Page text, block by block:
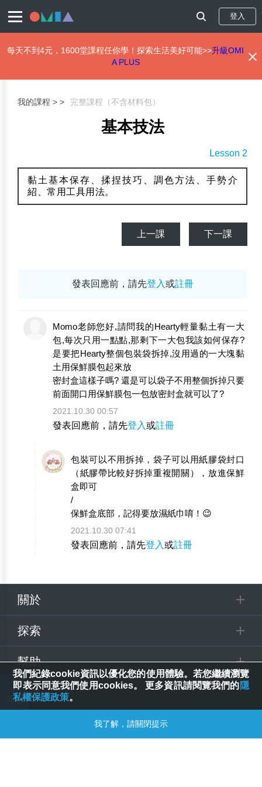
登入
每天不到4元，1600堂課程任你學！探索生活美好可能>>升級OMI
A PLUS
我的課程 > 完整課程（不含材料包）
基本技法
Lesson 2
黏土基本保存、揉捏技巧、調色方法、手勢介
紹、常用工具用法。
上一課 下一課
發表回應前，請先登入或註冊
Momo老師您好,請問我的Hearty輕量黏土有一大
包,每次只用一點點,那剩下一大包我該如何保存?
是要把Hearty整個包裝袋拆掉,沒用過的一大塊黏
土用保鮮膜包起來放
密封盒這樣子嗎? 還是可以袋子不用整個拆掉只要
前面開口用保鮮膜包一包放密封盒就可以了?
2021.10.30 00:57
發表回應前，請先登入或註冊
包裝可以不用拆掉，袋子可以用紙膠袋封口
（紙膠帶比較好拆掉重複開關），放進保鮮
盒即可
/
保鮮盒底部，記得要放濕紙巾唷！😉
2021.10.30 07:41
發表回應前，請先登入或註冊
關於
探索
幫助
追蹤
© 2025 Spring House Entertainment Tech. Inc. All Rights Reserved.
我們紀錄cookie資訊以優化您的使用體驗。若您繼續瀏覽
即表示同意我們使用cookies。 更多資訊請閱覽我們的隱
私權保護政策。
我了解，請關閉提示